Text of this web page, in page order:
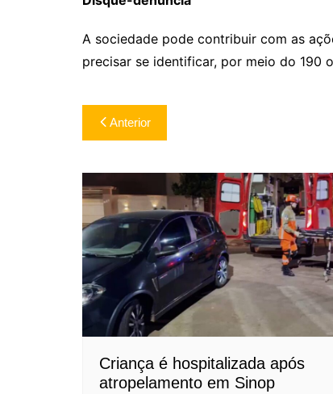
A sociedade pode contribuir com as
precisar se identificar, por meio do 190
Navegação
de
Post
Anterior
Criança é hospitalizada após
atropelamento em Sinop